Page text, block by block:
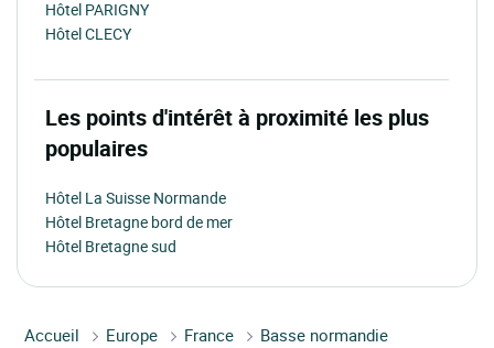
Hôtel PARIGNY
Hôtel CLECY
Les points d'intérêt à proximité les plus
populaires
Hôtel La Suisse Normande
Hôtel Bretagne bord de mer
Hôtel Bretagne sud
Accueil Europe France
Basse normandie